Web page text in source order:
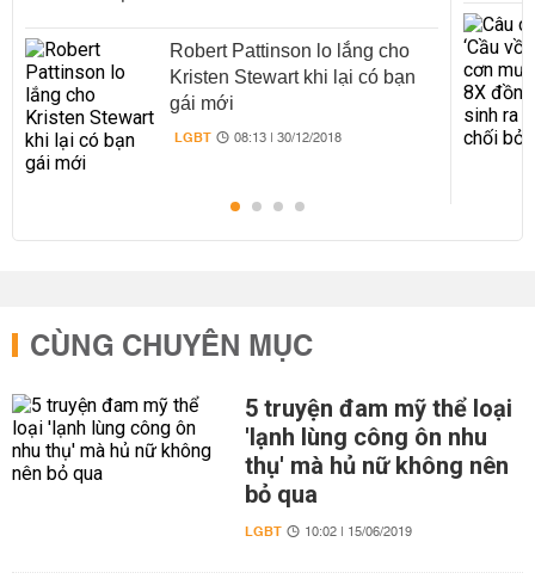
Robert Pattinson lo lắng cho
Kristen Stewart khi lại có bạn
gái mới
LGBT 08:13 | 30/12/2018
CÙNG CHUYÊN MỤC
5 truyện đam mỹ thể loại
'lạnh lùng công ôn nhu
thụ' mà hủ nữ không nên
bỏ qua
LGBT 10:02 | 15/06/2019